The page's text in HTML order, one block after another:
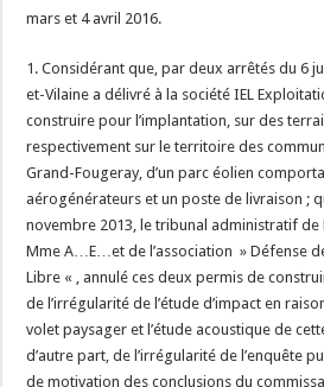
mars et 4 avril 2016.
1. Considérant que, par deux arrêtés du 6
et-Vilaine a délivré à la société IEL
construire pour l’implantation, sur des
respectivement sur le territoire des
Grand-Fougeray, d’un parc éolien
aérogénérateurs et un poste de livraison ;
novembre 2013, le tribunal administratif de
Mme A…E…et de l’association » Défense de
Libre « , annulé ces deux permis de
de l’irrégularité de l’étude d’impact en
volet paysager et l’étude acoustique de
d’autre part, de l’irrégularité de l’enquête
de motivation des conclusions du